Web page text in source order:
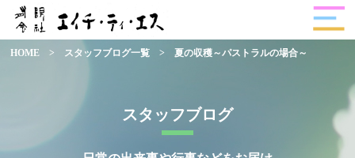
スタッフブログ
HOME > スタッフブログ一覧 > 夏の収穫～パストラルの場合～